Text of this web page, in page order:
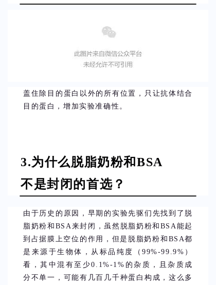
盖住除目的蛋白以外的所有位置，只让抗体结合
目的蛋白，增加实验准确性。
3.为什么脱脂奶粉和BSA
不是封闭的首选？
由于历史的原因，早期的实验先驱们先找到了脱
脂奶粉和BSA来封闭，虽然脱脂奶粉和BSA能起
到占据膜上空位的作用，但是脱脂奶粉和BSA都
是来源于生物体，从标品纯度（99%-99.9%）
看，其中混有至少0.1%-1%的杂质，且杂质成
分不单一，可能有几百几千种蛋白构成，这么多